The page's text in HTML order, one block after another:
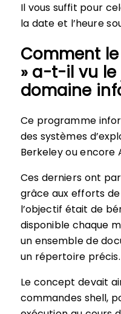
Il vous suffit pour
la date et l’heure
Comment
» a-t-il vu
domaine
Ce programme
des systèmes
Berkeley ou encore
Ces derniers ont
grâce aux efforts de
l’objectif était de
disponible chaque
un ensemble de
un répertoire précis.
Le concept devait
commandes shell,